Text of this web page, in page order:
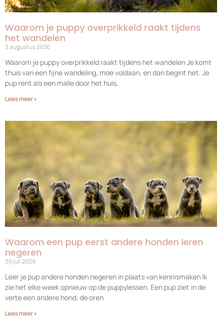
Waarom je puppy overprikkeld raakt tijdens
het wandelen
3 augustus 2026
Waarom je puppy overprikkeld raakt tijdens het wandelen Je komt
thuis van een fijne wandeling, moe voldaan, en dan begint het. Je
pup rent als een malle door het huis,
Lees meer »
Waarom een pup eerst andere honden leren
negeren
30 juli 2026
Leer je pup andere honden negeren in plaats van kennismaken Ik
zie het elke week opnieuw op de puppylessen. Een pup ziet in de
verte een andere hond, de oren
Lees meer »